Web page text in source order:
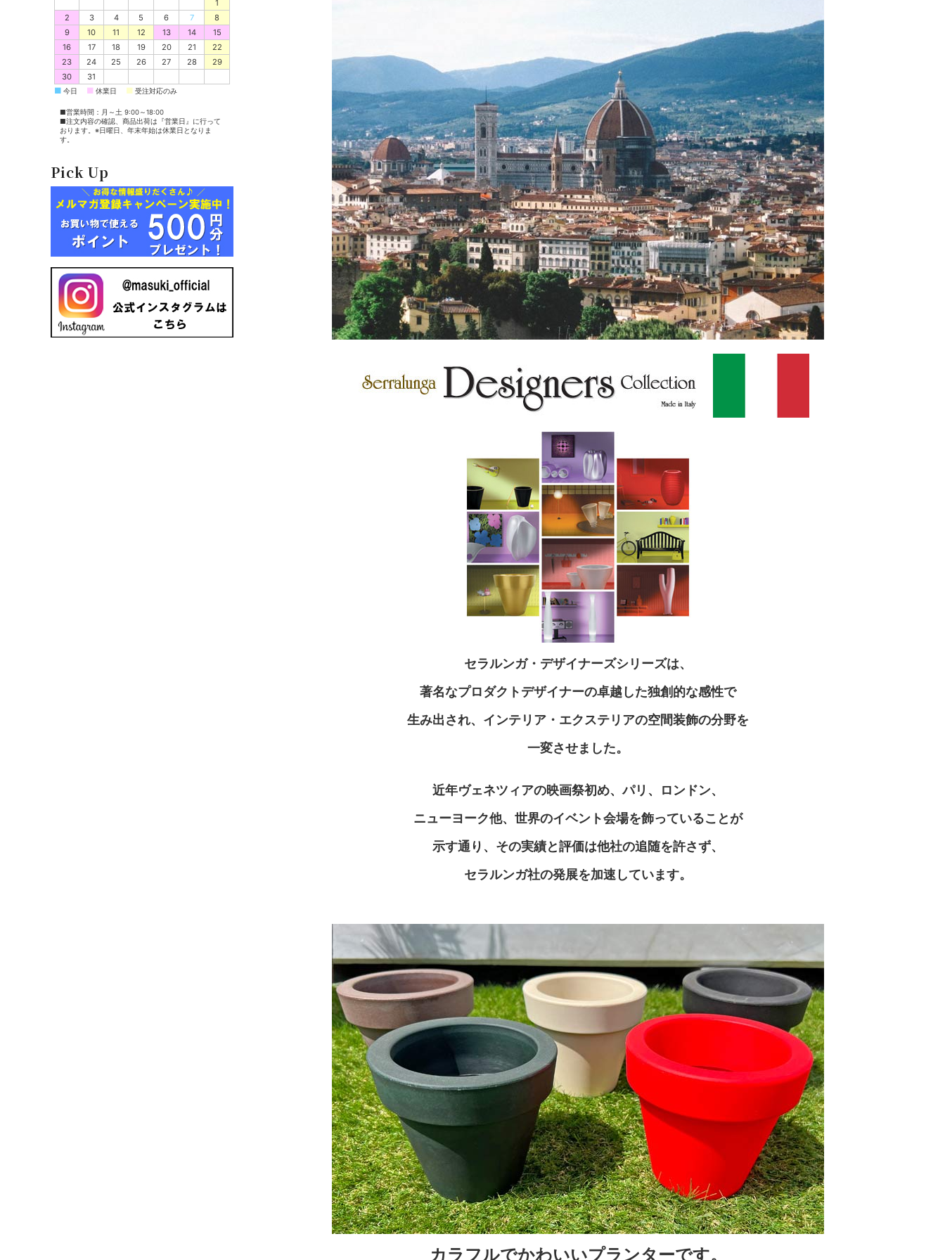
セラルンガ・デザイナーズシリーズは、
著名なプロダクトデザイナーの卓越した独創的な感性で
生み出され、インテリア・エクステリアの空間装飾の分野を
一変させました。
近年ヴェネツィアの映画祭初め、パリ、ロンドン、
ニューヨーク他、世界のイベント会場を飾っていることが
示す通り、その実績と評価は他社の追随を許さず、
セラルンガ社の発展を加速しています。
カラフルでかわいいプランターです。
1
2
3 4 5 6 7
8
9
10 11 12 13 14
15
16
17 18 19 20 21
22
23
24 25 26 27 28
29
30
31
■ 今日 ■ 休業日 ■ 受注対応のみ
■営業時間：月～土 9:00～18:00
■注文内容の確認、商品出荷は『営業日』に行って
おります。※日曜日、年末年始は休業日となりま
す。
Pick Up